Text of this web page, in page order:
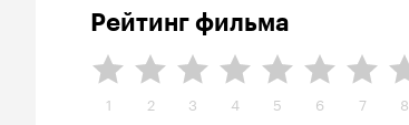
Рейтинг фильма
1 2 3 4 5 6 7 8